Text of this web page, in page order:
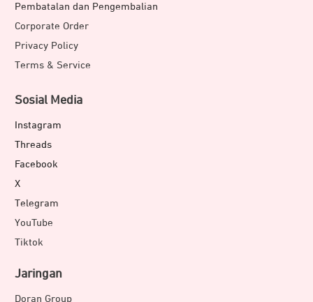
Pembatalan dan Pengembalian
Corporate Order
Privacy Policy
Terms & Service
Sosial Media
Instagram
Threads
Facebook
X
Telegram
YouTube
Tiktok
Jaringan
Doran Group